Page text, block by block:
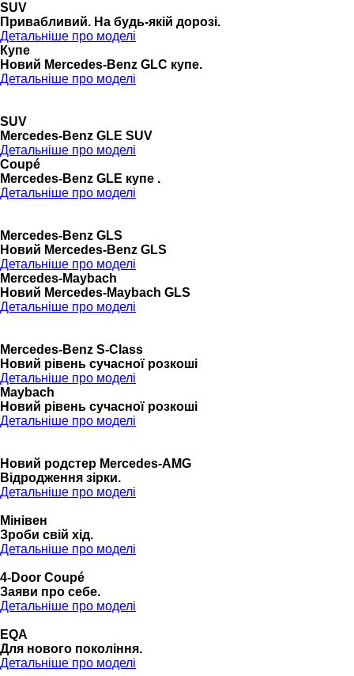
SUV
Привабливий. На будь-якій дорозі.
Детальніше про моделі
Купе
Новий Mercedes-Benz GLС купе.
Детальніше про моделі
SUV
Mercedes-Benz GLE SUV
Детальніше про моделі
Coupé
Mercedes-Benz GLE купе .
Детальніше про моделі
Mercedes-Benz GLS
Новий Mercedes-Benz GLS
Детальніше про моделі
Mercedes-Maybach
Новий Mercedes-Maybach GLS
Детальніше про моделі
Mercedes-Benz S-Class
Новий рівень сучасної розкоші
Детальніше про моделі
Maybach
Новий рівень сучасної розкоші
Детальніше про моделі
Новий родстер Mercedes-AMG
Відродження зірки.
Детальніше про моделі
Мінівен
Зроби свій хід.
Детальніше про моделі
4-Door Coupé
Заяви про себе.
Детальніше про моделі
EQA
Для нового покоління.
Детальніше про моделі